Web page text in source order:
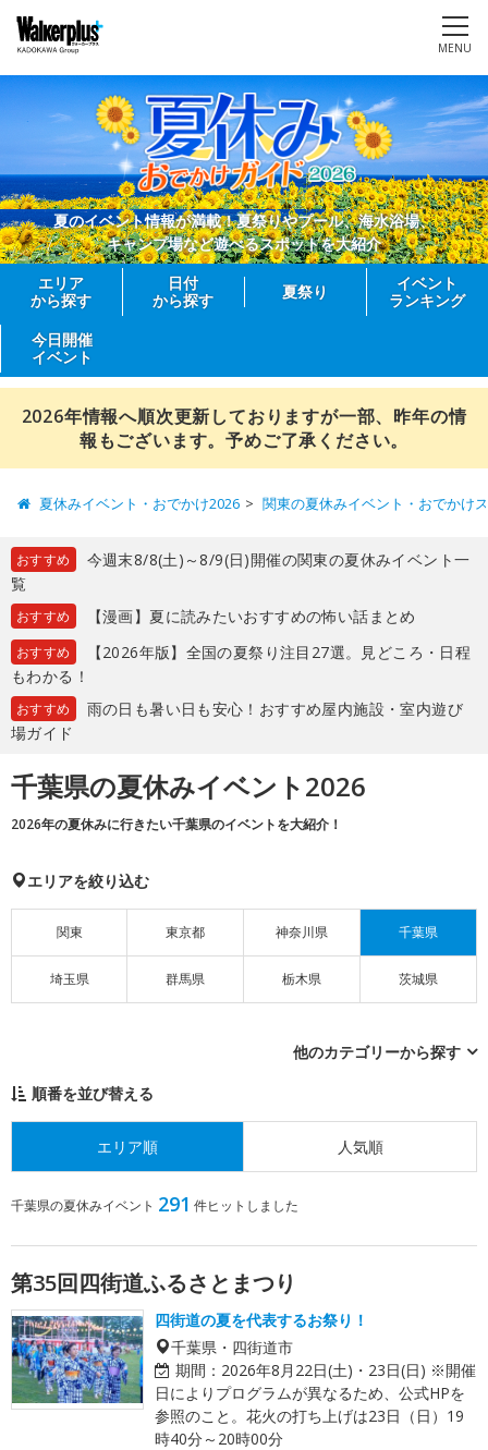
MENU
夏のイベント情報が満載！夏祭りやプール、海水浴場、
キャンプ場など遊べるスポットを大紹介
エリア
から探す
日付
から探す
夏祭り
イベント
ランキング
今日開催
イベント
2026年情報へ順次更新しておりますが一部、昨年の情
報もございます。予めご了承ください。
夏休みイベント・おでかけ2026 関東の夏休みイベント・おでかけ
おすすめ
今週末8/8(土)～8/9(日)開催の関東の夏休みイベント一
覧
おすすめ 【漫画】夏に読みたいおすすめの怖い話まとめ
おすすめ
【2026年版】全国の夏祭り注目27選。見どころ・日程
もわかる！
おすすめ
雨の日も暑い日も安心！おすすめ屋内施設・室内遊び
場ガイド
千葉県の夏休みイベント2026
2026年の夏休みに行きたい千葉県のイベントを大紹介！
エリアを絞り込む
関東 東京都 神奈川県 千葉県
埼玉県 群馬県 栃木県 茨城県
他のカテゴリーから探す
順番を並び替える
エリア順 人気順
千葉県の夏休みイベント 291 件ヒットしました
第35回四街道ふるさとまつり
四街道の夏を代表するお祭り！
千葉県・四街道市
期間： 2026年8月22日(土)・23日(日) ※開催
日によりプログラムが異なるため、公式HPを
参照のこと。花火の打ち上げは23日（日）19
時40分～20時00分